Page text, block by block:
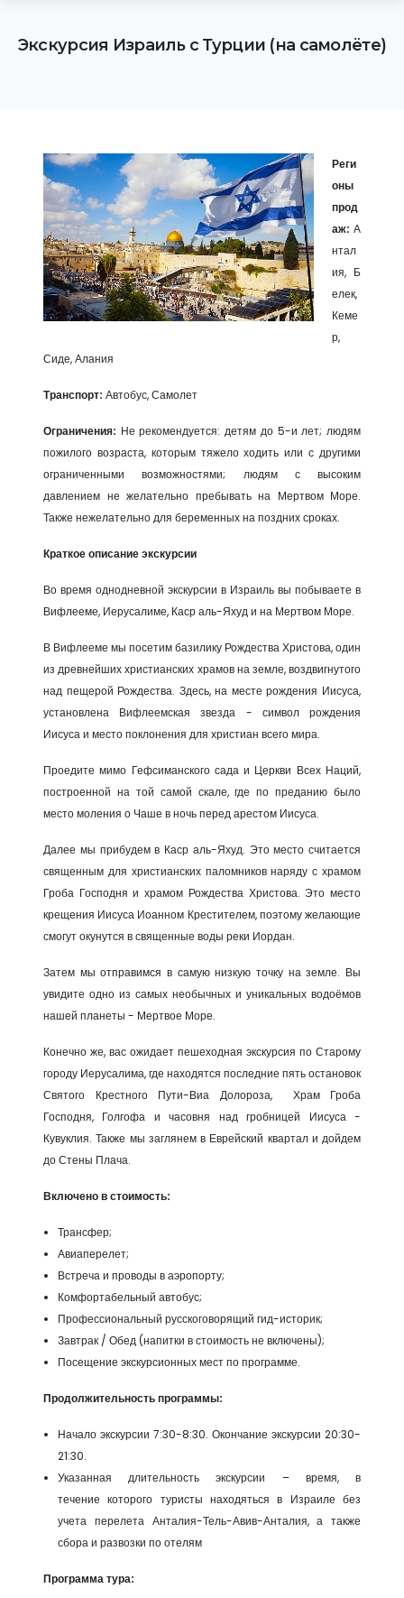
Экскурсия Израиль с Турции (на самолёте)
Реги
оны
прод
аж: А
нтал
ия, Б
елек,
Кеме
р,
Сиде, Алания
Транспорт: Автобус, Самолет
Ограничения: Не рекомендуется: детям до 5-и лет; людям
пожилого возраста, которым тяжело ходить или с другими
ограниченными возможностями; людям с высоким
давлением не желательно пребывать на Мертвом Море.
Также нежелательно для беременных на поздних сроках.
Краткое описание экскурсии
Во время однодневной экскурсии в Израиль вы побываете в
Вифлееме, Иерусалиме, Каср аль-Яхуд и на Мертвом Море.
В Вифлееме мы посетим базилику Рождества Христова, один
из древнейших христианских храмов на земле, воздвигнутого
над пещерой Рождества. Здесь, на месте рождения Иисуса,
установлена Вифлеемская звезда - символ рождения
Иисуса и место поклонения для христиан всего мира.
Проедите мимо Гефсиманского сада и Церкви Всех Наций,
построенной на той самой скале, где по преданию было
место моления о Чаше в ночь перед арестом Иисуса.
Далее мы прибудем в Каср аль-Яхуд. Это место считается
священным для христианских паломников наряду с храмом
Гроба Господня и храмом Рождества Христова. Это место
крещения Иисуса Иоанном Крестителем, поэтому желающие
смогут окунутся в священные воды реки Иордан.
Затем мы отправимся в самую низкую точку на земле. Вы
увидите одно из самых необычных и уникальных водоёмов
нашей планеты - Мертвое Море.
Конечно же, вас ожидает пешеходная экскурсия по Старому
городу Иерусалима, где находятся последние пять остановок
Святого Крестного Пути-Виа Долороза, Храм Гроба
Господня, Голгофа и часовня над гробницей Иисуса -
Кувуклия. Также мы заглянем в Еврейский квартал и дойдем
до Стены Плача.
Включено в стоимость:
Трансфер;
Авиаперелет;
Встреча и проводы в аэропорту;
Комфортабельный автобус;
Профессиональный русскоговорящий гид-историк;
Завтрак / Обед (напитки в стоимость не включены);
Посещение экскурсионных мест по программе.
Продолжительность программы:
Начало экскурсии 7:30-8:30. Окончание экскурсии 20:30-
21:30.
Указанная длительность экскурсии – время, в
течение которого туристы находяться в Израиле без
учета перелета Анталия-Тель-Авив-Анталия, а также
сбора и развозки по отелям
Программа тура: